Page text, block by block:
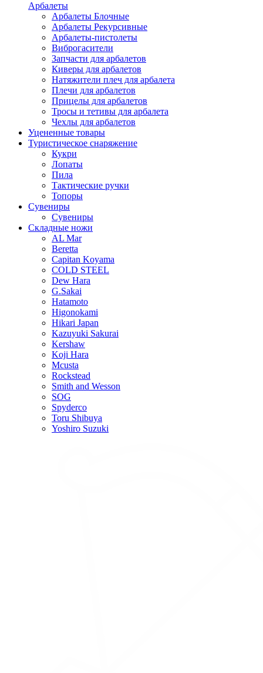
Арбалеты
Арбалеты Блочные
Арбалеты Рекурсивные
Арбалеты-пистолеты
Виброгасители
Запчасти для арбалетов
Киверы для арбалетов
Натяжители плеч для арбалета
Плечи для арбалетов
Прицелы для арбалетов
Тросы и тетивы для арбалета
Чехлы для арбалетов
Уцененные товары
Туристическое снаряжение
Кукри
Лопаты
Пила
Тактические ручки
Топоры
Сувениры
Сувениры
Складные ножи
AL Mar
Beretta
Capitan Koyama
COLD STEEL
Dew Hara
G.Sakai
Hatamoto
Higonokami
Hikari Japan
Kazuyuki Sakurai
Kershaw
Koji Hara
Mcusta
Rockstead
Smith and Wesson
SOG
Spyderco
Toru Shibuya
Yoshiro Suzuki